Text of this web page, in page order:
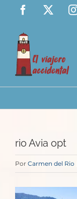
Saltar
contenido
Facebook
rio Avia opt
Por Carmen del Rio